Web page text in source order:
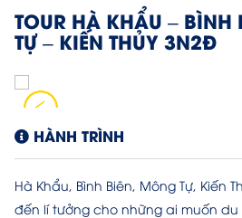
TOUR HÀ KHẨU – BÌNH
TỰ – KIẾN THỦY 3N2Đ
HÀNH TRÌNH
Hà Khẩu, Bình Biên, Mông Tự, Kiến
đến lí tưởng cho những ai muốn